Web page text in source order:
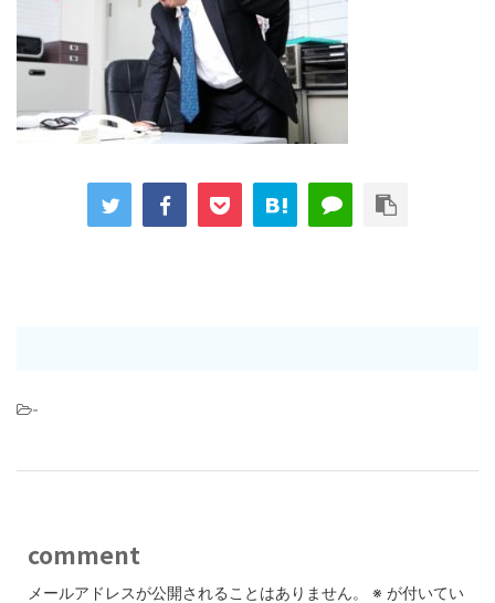
-
comment
メールアドレスが公開されることはありません。 ※ が付いてい